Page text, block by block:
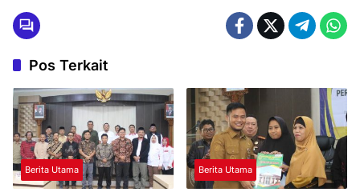
Pos Terkait
Berita Utama Berita Utama